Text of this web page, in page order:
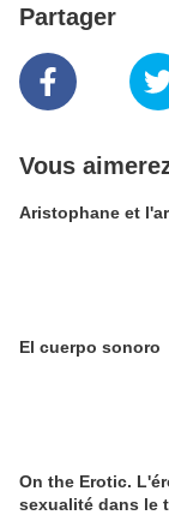
Partager
Vous
Aristophane et
El cuerpo sonoro
On the Erotic.
sexualité dans le